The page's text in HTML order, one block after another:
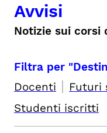
Avvisi
Notizie sui corsi
Filtra per
Docenti | Futuri
Studenti iscritti